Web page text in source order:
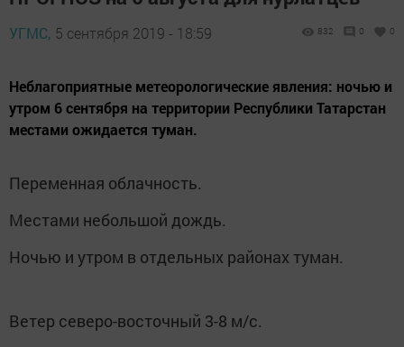
УГМС, 5 сентября 2019 - 18:59 832 0 0
Неблагоприятные метеорологические явления: ночью и
утром 6 сентября на территории Республики Татарстан
местами ожидается туман.
Переменная облачность.
Местами небольшой дождь.
Ночью и утром в отдельных районах туман.
Ветер северо-восточный 3-8 м/с.